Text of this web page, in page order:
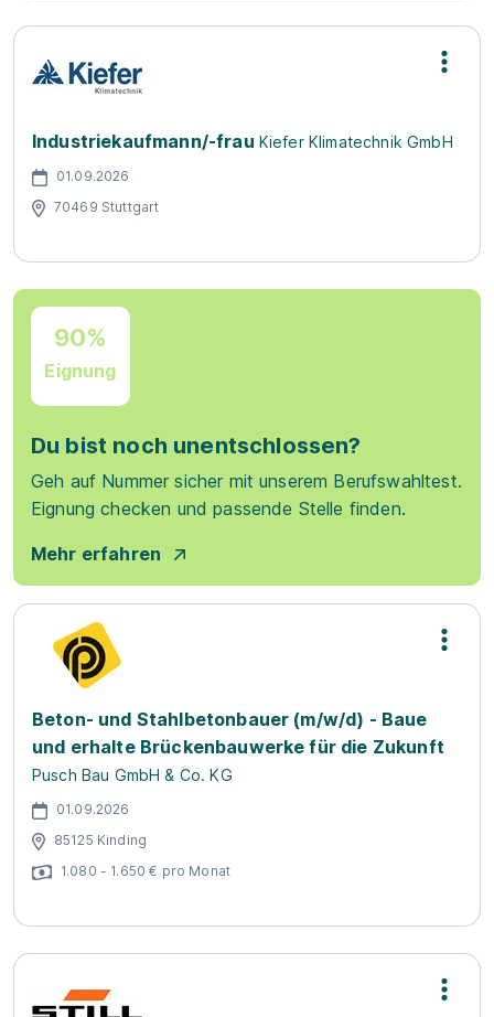
Industriekaufmann/-frau Kiefer Klimatechnik GmbH
01.09.2026
70469 Stuttgart
90%
Eignung
Du bist noch unentschlossen?
Geh auf Nummer sicher mit unserem Berufswahltest.
Eignung checken und passende Stelle finden.
Mehr erfahren
Beton- und Stahlbetonbauer (m/w/d) - Baue
und erhalte Brückenbauwerke für die Zukunft
Pusch Bau GmbH & Co. KG
01.09.2026
85125 Kinding
1.080 - 1.650 € pro Monat